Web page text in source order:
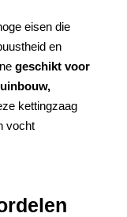
eisen die
en
geschikt voor
kettingzaag
vocht